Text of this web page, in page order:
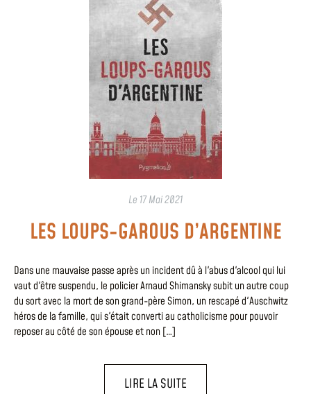
Le 17 Mai 2021
LES LOUPS-GAROUS D’ARGENTINE
Dans une mauvaise passe après un incident dû à l'abus d'alcool qui lui
vaut d'être suspendu, le policier Arnaud Shimansky subit un autre coup
du sort avec la mort de son grand-père Simon, un rescapé d'Auschwitz
héros de la famille, qui s'était converti au catholicisme pour pouvoir
reposer au côté de son épouse et non […]
LIRE LA SUITE